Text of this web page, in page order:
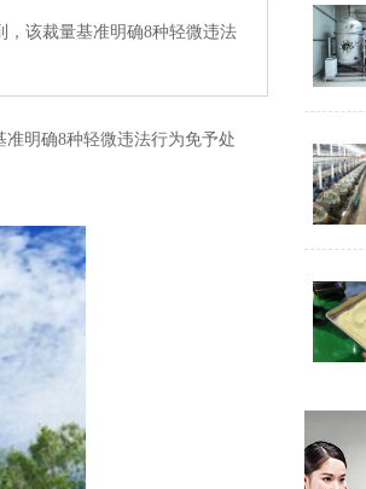
，该裁量基准明确8种轻微违法
明确8种轻微违法行为免予处